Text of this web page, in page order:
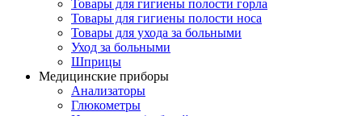
Товары для гигиены полости горла
Товары для гигиены полости носа
Товары для ухода за больными
Уход за больными
Шприцы
Медицинские приборы
Анализаторы
Глюкометры